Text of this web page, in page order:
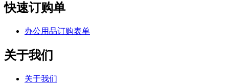
快速订购单
办公用品订购表单
关于我们
关于我们